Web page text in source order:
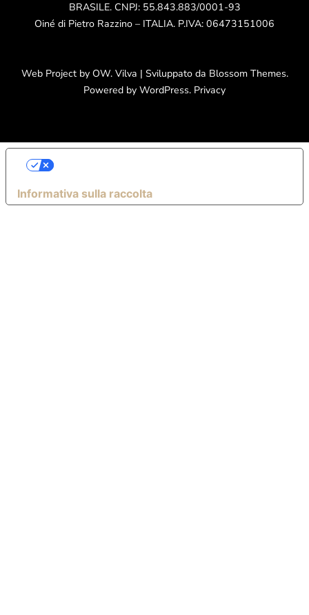
BRASILE. CNPJ: 55.843.883/0001-93
Oiné di Pietro Razzino – ITALIA. P.IVA: 06473151006
Web Project by OW. Vilva | Sviluppato da Blossom Themes.
Powered by WordPress. Privacy
Informativa sulla raccolta